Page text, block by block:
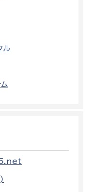
ル